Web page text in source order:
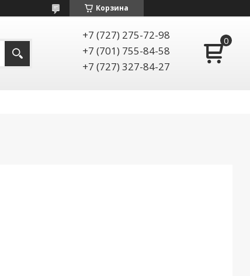
Корзина
+7 (727) 275-72-98
+7 (701) 755-84-58
+7 (727) 327-84-27